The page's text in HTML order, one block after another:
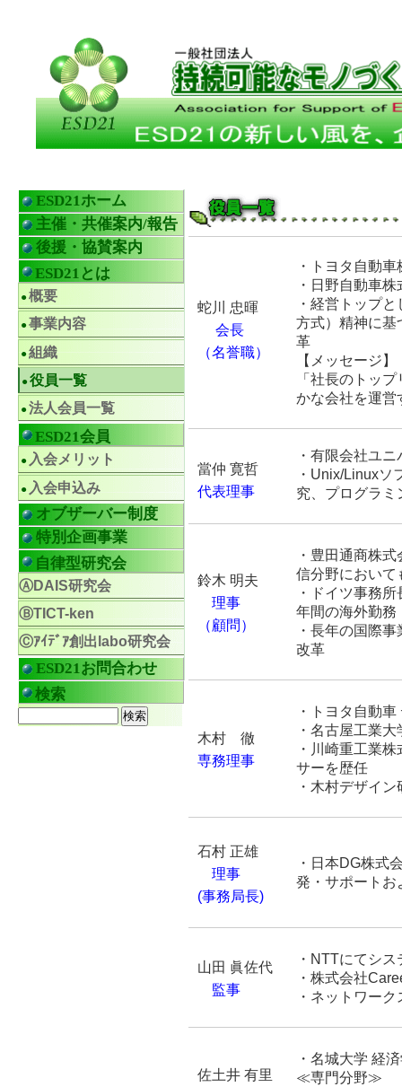
蛇川 忠暉
会長
（名誉職）
・トヨタ自動
・日野自動車
・経営トップ
方式）精神に基
革
【メッセージ】
「社長のトッ
かな会社を運営
當仲 寛哲
代表理事
・有限会社ユ
・Unix/Linuxソ
究、プログラミ
鈴木 明夫
理事
（顧問）
・豊田通商株
信分野において
・ドイツ事務
年間の海外勤務
・長年の国際
改革
木村 徹
専務理事
・トヨタ自動
・名古屋工業
・川崎重工業
サーを歴任
・木村デザイ
石村 正雄
理事
(事務局長)
・日本DG株式
発・サポートお
山田 眞佐代
監事
・NTTにてシ
・株式会社
・ネットワー
佐土井 有里
・名城大学 経
≪専門分野≫
ESD21ホーム
主催・共催案内/報告
後援・協賛案内
ESD21とは
概要
事業内容
組織
役員一覧
法人会員一覧
ESD21会員
入会メリット
入会申込み
オブザーバー制度
特別企画事業
自律型研究会
ⒶDAIS研究会
ⒷTICT-ken
Ⓒｱｲﾃﾞｱ創出labo研究会
ESD21お問合わせ
検索